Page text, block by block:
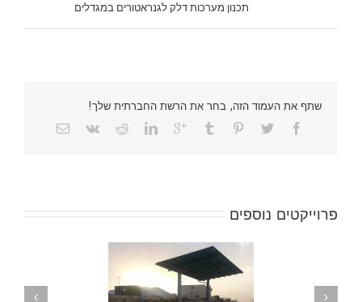
תכנון מערכות דלק לגנראטורים במגדלים
שתף את העמוד הזה, בחר את הרשת החברתית שלך!
פרוייקטים נוספים